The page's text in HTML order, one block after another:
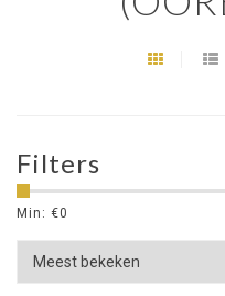
Filters
Min: €0